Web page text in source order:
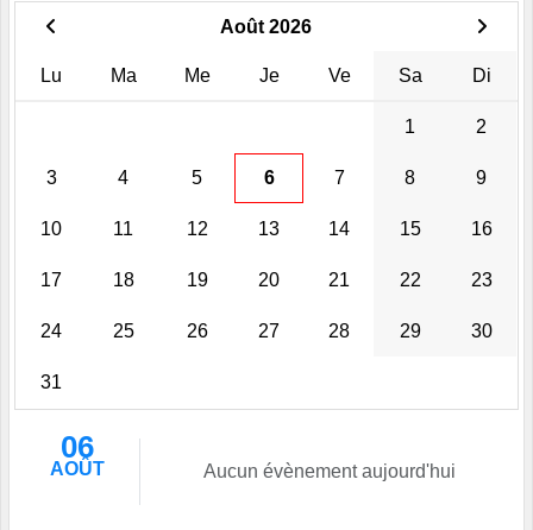
Août 2026
Lu Ma Me Je Ve Sa Di
1 2
3 4 5 6 7 8 9
10 11 12 13 14 15 16
17 18 19 20 21 22 23
24 25 26 27 28 29 30
31
06
AOÛT Aucun évènement aujourd'hui